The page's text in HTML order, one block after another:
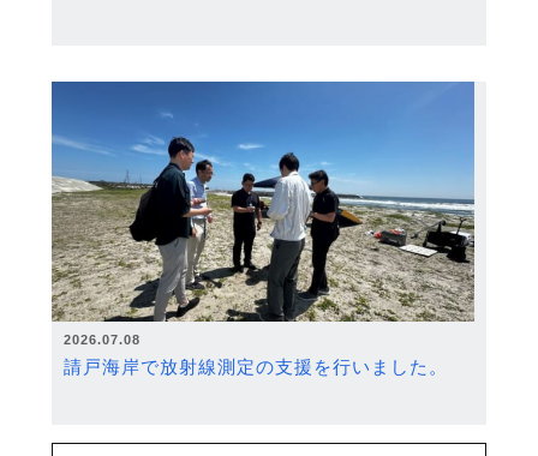
2026.07.08
請戸海岸で放射線測定の支援を行いました。